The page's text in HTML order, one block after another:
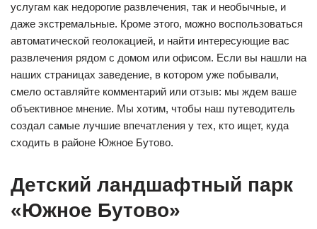
услугам как недорогие развлечения, так и необычные, и
даже экстремальные. Кроме этого, можно воспользоваться
автоматической геолокацией, и найти интересующие вас
развлечения рядом с домом или офисом. Если вы нашли на
наших страницах заведение, в котором уже побывали,
смело оставляйте комментарий или отзыв: мы ждем ваше
объективное мнение. Мы хотим, чтобы наш путеводитель
создал самые лучшие впечатления у тех, кто ищет, куда
сходить в районе Южное Бутово.
Детский ландшафтный парк
«Южное Бутово»